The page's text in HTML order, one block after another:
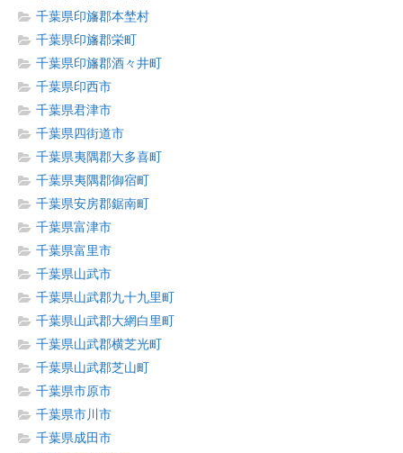
千葉県印旛郡本埜村
千葉県印旛郡栄町
千葉県印旛郡酒々井町
千葉県印西市
千葉県君津市
千葉県四街道市
千葉県夷隅郡大多喜町
千葉県夷隅郡御宿町
千葉県安房郡鋸南町
千葉県富津市
千葉県富里市
千葉県山武市
千葉県山武郡九十九里町
千葉県山武郡大網白里町
千葉県山武郡横芝光町
千葉県山武郡芝山町
千葉県市原市
千葉県市川市
千葉県成田市